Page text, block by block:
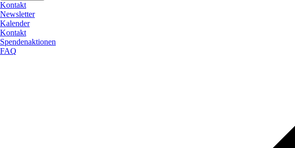
Kontakt
Newsletter
Kalender
Kontakt
Spendenaktionen
FAQ